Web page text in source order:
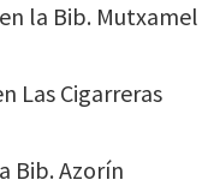
la Bib. Mutxamel
Las Cigarreras
Bib. Azorín